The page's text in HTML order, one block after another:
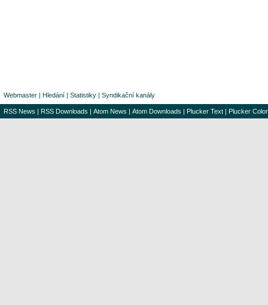
Webmaster | Hledání | Statistiky | Syndikační kanály
RSS News | RSS Downloads | Atom News | Atom Downloads | Plucker Text | Plucker Color